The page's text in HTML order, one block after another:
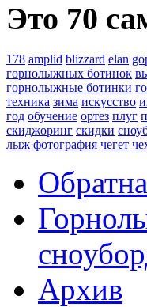
Это 70
178 amplid blizzard elan
горнолыжных ботинок
горнолыжные ботинки
техника зима искусство
год обучение ортез плуг
скиджоринг скидки
лыж фотография чегет
Архив